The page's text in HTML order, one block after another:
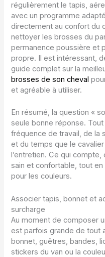
régulièrement le tapis,
avec un programme
directement au confort du
nettoyer les brosses du
permanence poussière et
propre. Il est intéressant,
guide complet sur la
brosses de son cheval
et agréable à utiliser.
En résumé, la question «
seule bonne réponse.
fréquence de travail, de la
et du temps que le
l’entretien. Ce qui
sain et confortable, tout
pour les couleurs.
Associer tapis, bonnet et
surcharge
Au moment de composer
est parfois grande de tout
bonnet, guêtres, bandes,
stickers du van ou la